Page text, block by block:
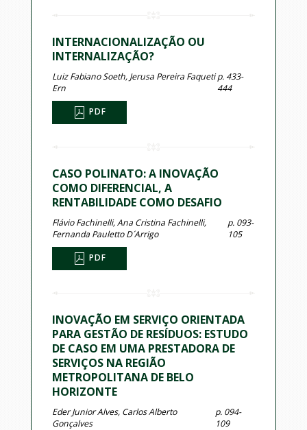
INTERNACIONALIZAÇÃO OU
INTERNALIZAÇÃO?
Luiz Fabiano Soeth, Jerusa Pereira Faqueti
Ern
p. 433-
444
PDF
CASO POLINATO: A INOVAÇÃO
COMO DIFERENCIAL, A
RENTABILIDADE COMO DESAFIO
Flávio Fachinelli, Ana Cristina Fachinelli,
Fernanda Pauletto D´Arrigo
p. 093-
105
PDF
INOVAÇÃO EM SERVIÇO ORIENTADA
PARA GESTÃO DE RESÍDUOS: ESTUDO
DE CASO EM UMA PRESTADORA DE
SERVIÇOS NA REGIÃO
METROPOLITANA DE BELO
HORIZONTE
Eder Junior Alves, Carlos Alberto
Gonçalves
p. 094-
109